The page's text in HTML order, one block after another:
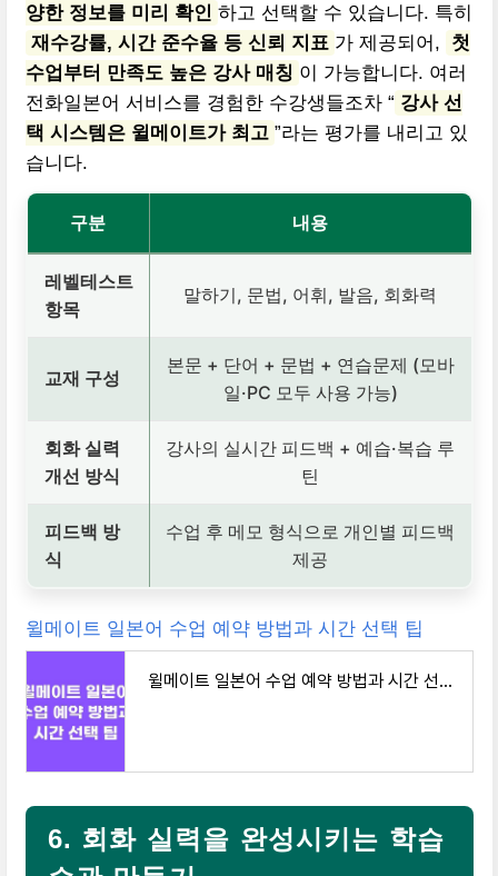
양한 정보를 미리 확인 하고 선택할 수 있습니다. 특히
재수강률, 시간 준수율 등 신뢰 지표 가 제공되어,
첫
수업부터 만족도 높은 강사 매칭 이 가능합니다. 여러
전화일본어 서비스를 경험한 수강생들조차 “ 강사 선
택 시스템은 윌메이트가 최고 ”라는 평가를 내리고 있
습니다.
구분 내용
레벨테스트
항목
말하기, 문법, 어휘, 발음, 회화력
교재 구성
본문 + 단어 + 문법 + 연습문제 (모바
일·PC 모두 사용 가능)
회화 실력
개선 방식
강사의 실시간 피드백 + 예습·복습 루
틴
피드백 방
식
수업 후 메모 형식으로 개인별 피드백
제공
윌메이트 일본어 수업 예약 방법과 시간 선택 팁
윌메이트 일본어 수업 예약 방법과 시간 선택 팁
6. 회화 실력을 완성시키는 학습